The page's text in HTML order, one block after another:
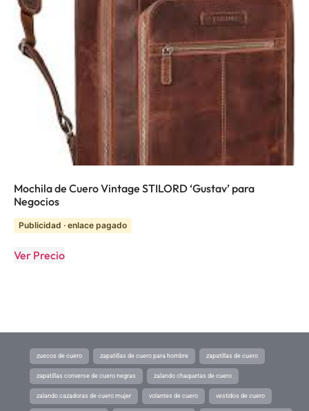
Mochila de Cuero Vintage STILORD ‘Gustav’ para
Negocios
Publicidad · enlace pagado
Ver Precio
zuecos de cuero zapatillas de cuero para hombre zapatillas de cuero
zapatillas converse de cuero negras zalando chaquetas de cuero
zalando cazadoras de cuero mujer volantes de cuero vestidos de cuero